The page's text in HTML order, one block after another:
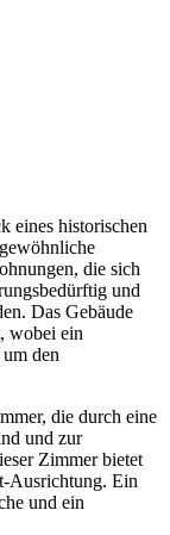
eines historischen
die sich
und
Das Gebäude
wobei ein
den
die durch eine
und zur
Zimmer bietet
Ausrichtung. Ein
und ein